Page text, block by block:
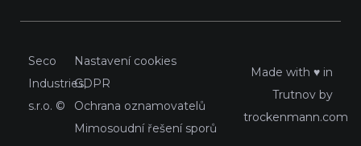
Seco
Industries,
s.r.o. ©
Nastavení cookies
GDPR
Ochrana oznamovatelů
Mimosoudní řešení sporů
Made with ♥ in
Trutnov by
trockenmann.com